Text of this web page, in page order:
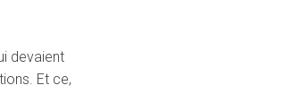
devaient
Et ce,